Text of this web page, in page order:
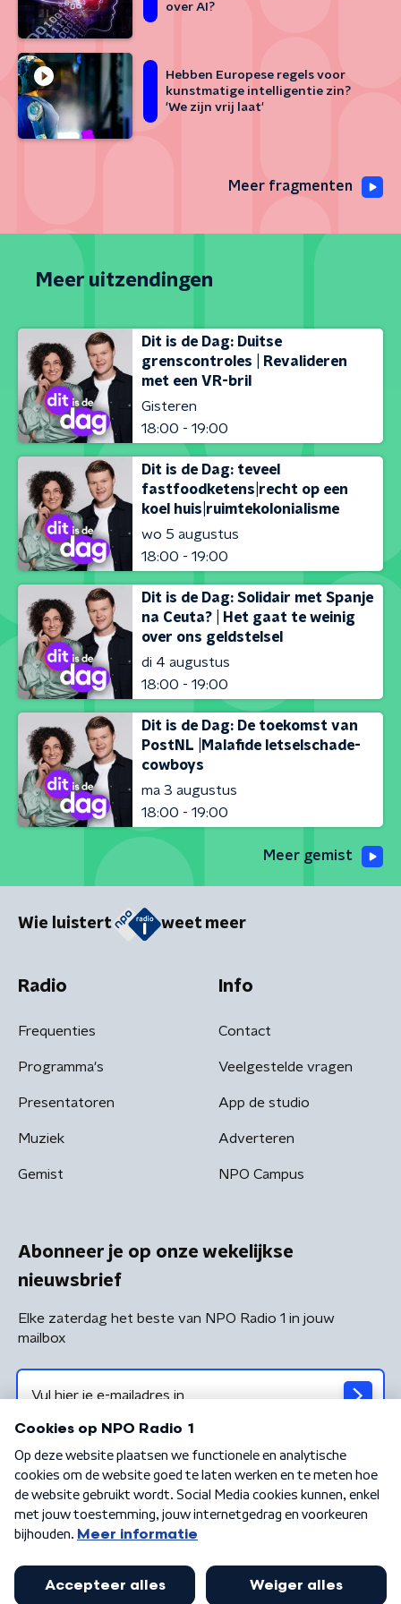
over AI?
Hebben Europese regels voor
kunstmatige intelligentie zin?
'We zijn vrij laat'
Meer fragmenten
Meer uitzendingen
Dit is de Dag: Duitse
grenscontroles | Revalideren
met een VR-bril
Gisteren
18:00 - 19:00
Dit is de Dag: teveel
fastfoodketens|recht op een
koel huis|ruimtekolonialisme
wo 5 augustus
18:00 - 19:00
Dit is de Dag: Solidair met Spanje
na Ceuta? | Het gaat te weinig
over ons geldstelsel
di 4 augustus
18:00 - 19:00
Dit is de Dag: De toekomst van
PostNL |Malafide letselschade-
cowboys
ma 3 augustus
18:00 - 19:00
Meer gemist
Wie luistert weet meer
Radio
Frequenties
Programma's
Presentatoren
Muziek
Gemist
Info
Contact
Veelgestelde vragen
App de studio
Adverteren
NPO Campus
Abonneer je op onze wekelijkse
nieuwsbrief
Elke zaterdag het beste van NPO Radio 1 in jouw
mailbox
Algemene voorwaarden